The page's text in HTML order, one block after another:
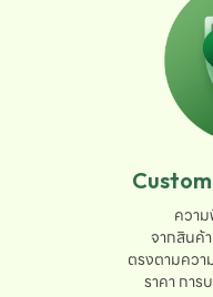
ควา
จากสินค้
ตรงตามคว
ราคา การ